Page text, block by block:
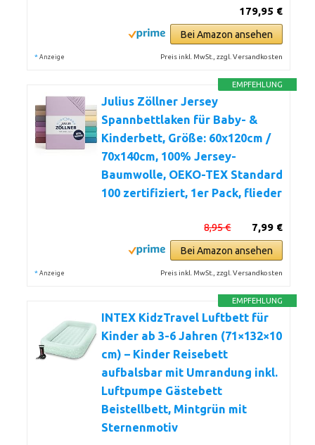
179,95 €
Bei Amazon ansehen
* Anzeige Preis inkl. MwSt., zzgl. Versandkosten
EMPFEHLUNG
Julius Zöllner Jersey
Spannbettlaken für Baby- &
Kinderbett, Größe: 60x120cm /
70x140cm, 100% Jersey-
Baumwolle, OEKO-TEX Standard
100 zertifiziert, 1er Pack, flieder
7,99 €
8,95 €
Bei Amazon ansehen
* Anzeige Preis inkl. MwSt., zzgl. Versandkosten
EMPFEHLUNG
INTEX KidzTravel Luftbett für
Kinder ab 3-6 Jahren (71×132×10
cm) – Kinder Reisebett
aufbalsbar mit Umrandung inkl.
Luftpumpe Gästebett
Beistellbett, Mintgrün mit
Sternenmotiv